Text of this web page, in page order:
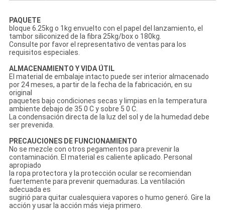
PAQUETE
bloque 6.25kg o 1kg envuelto con el papel del lanzamiento, el
tambor siliconized de la fibra 25kg/box o 180kg.
Consulte por favor el representativo de ventas para los
requisitos especiales.
ALMACENAMIENTO Y VIDA ÚTIL
El material de embalaje intacto puede ser interior almacenado
por 24 meses, a partir de la fecha de la fabricación, en su
original
paquetes bajo condiciones secas y limpias en la temperatura
ambiente debajo de 35 0 C y sobre 5 0 C.
La condensación directa de la luz del sol y de la humedad debe
ser prevenida.
PRECAUCIONES DE FUNCIONAMIENTO
No se mezcle con otros pegamentos para prevenir la
contaminación. El material es caliente aplicado. Personal
apropiado
la ropa protectora y la protección ocular se recomiendan
fuertemente para prevenir quemaduras. La ventilación
adecuada es
sugirió para quitar cualesquiera vapores o humo generó. Gire la
acción y usar la acción más vieja primero.